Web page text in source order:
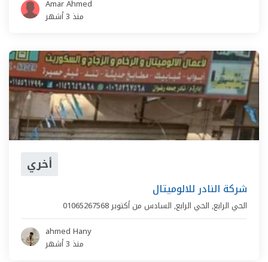
Amar Ahmed
منذ 3 أشهر
أخري
شركة النادر للالوميتال
الحي الرابع, الحي الرابع, السادس من أكتوبر01065267568
ahmed Hany
منذ 3 أشهر